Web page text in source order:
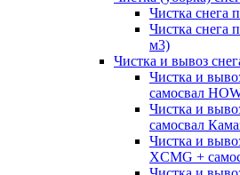
Чистка снега
Чистка снега
м3)
Чистка и вывоз
Чистка и
самосвал
Чистка и
самосвал
Чистка и
XCMG +